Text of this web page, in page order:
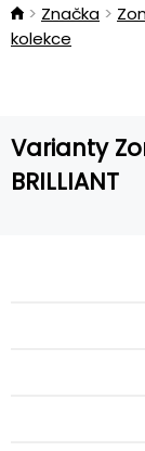
Značka
kolekce
Varianty
BRILLIANT